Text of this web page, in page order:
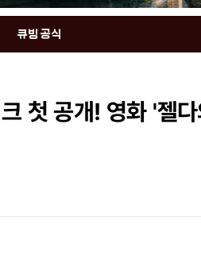
큐빙 공식
첫 공개! 영화 '젤